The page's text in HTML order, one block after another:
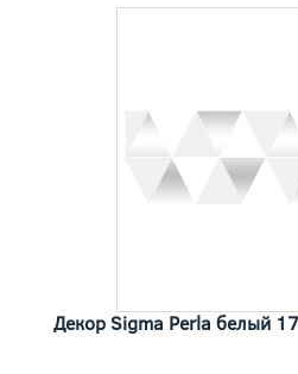
Декор Sigma Perla белый